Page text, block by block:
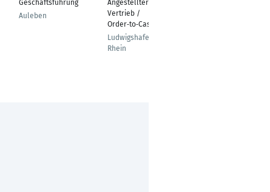
Geschäftsführung
Auleben
Angestellter –
Vertrieb /
Order‑to‑Cash
Ludwigshafen am
Rhein